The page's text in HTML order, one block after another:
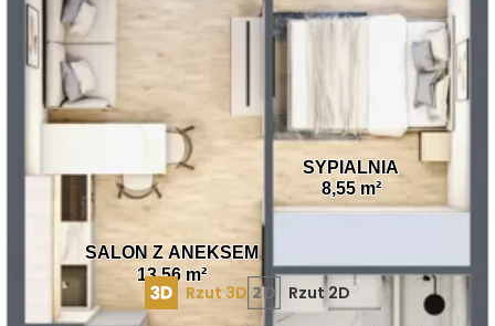
SALON Z ANEKSEM
13,56 m²
SYPIALNIA
8,55 m²
Rzut 3D Rzut 2D